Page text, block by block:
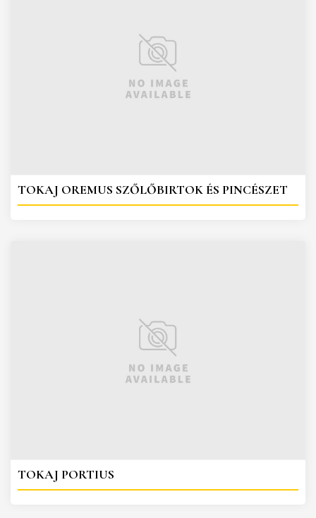
TOKAJ OREMUS SZŐLŐBIRTOK ÉS PINCÉSZET
TOKAJ PORTIUS